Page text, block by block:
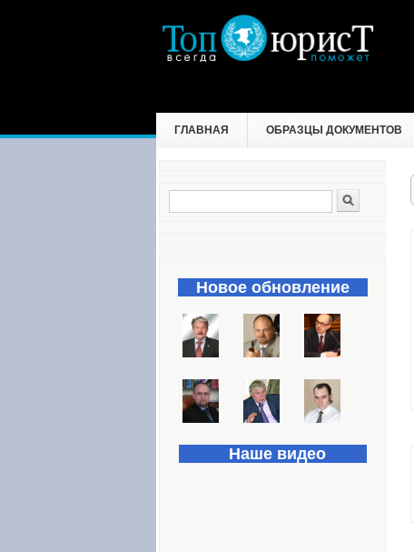
ГЛАВНАЯ ОБРАЗЦЫ ДОКУМЕНТОВ
Форма поиска
Новое обновление
Наше видео